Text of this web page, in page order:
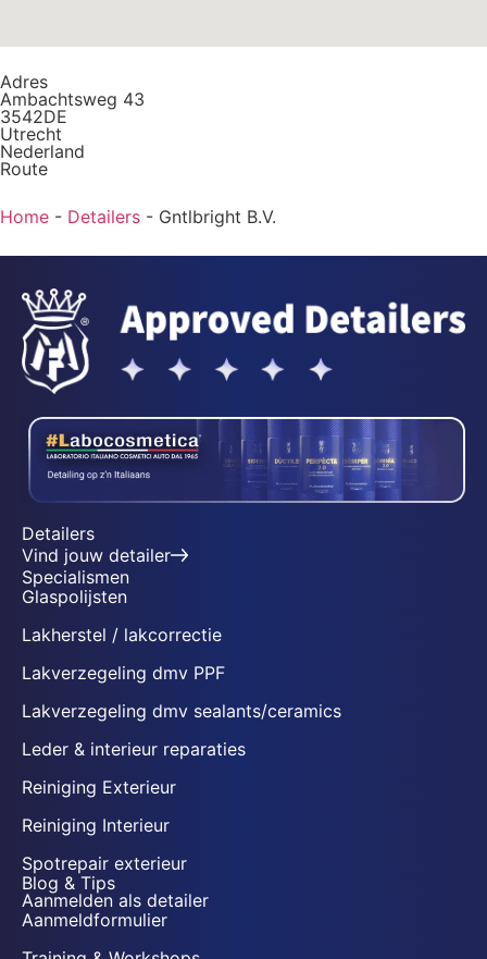
Adres
Ambachtsweg 43
3542DE
Utrecht
Nederland
Route
Home - Detailers - Gntlbright B.V.
Detailers
Vind jouw detailer
Specialismen
Glaspolijsten
Lakherstel / lakcorrectie
Lakverzegeling dmv PPF
Lakverzegeling dmv sealants/ceramics
Leder & interieur reparaties
Reiniging Exterieur
Reiniging Interieur
Spotrepair exterieur
Blog & Tips
Aanmelden als detailer
Aanmeldformulier